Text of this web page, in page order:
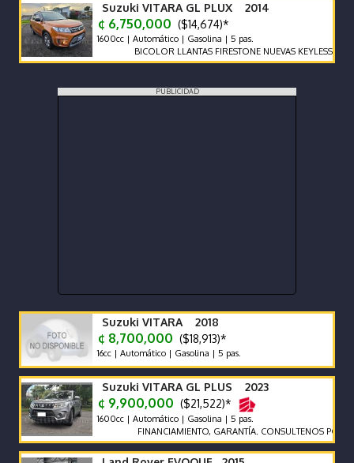
Suzuki VITARA GL PLUX 2014
¢ 6,750,000 ($14,674)*
1600cc | Automático | Gasolina | 5 pas.
BICOLOR LLANTAS FIRESTONE NUEVAS KEYLESS
PUBLICIDAD
Suzuki VITARA 2018
¢ 8,700,000 ($18,913)*
16cc | Automático | Gasolina | 5 pas.
Suzuki VITARA GL PLUS 2023
¢ 9,900,000 ($21,522)*
1600cc | Automático | Gasolina | 5 pas.
FINANCIAMIENTO, GARANTÍA. CONSULTENOS POR